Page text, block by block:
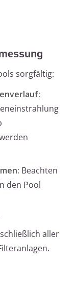
sorgfältig:
Beachten
den Pool
aller